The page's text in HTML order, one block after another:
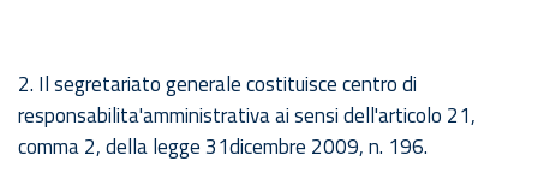
2. Il segretariato generale costituisce centro di
responsabilita'amministrativa ai sensi dell'articolo 21,
comma 2, della legge 31dicembre 2009, n. 196.